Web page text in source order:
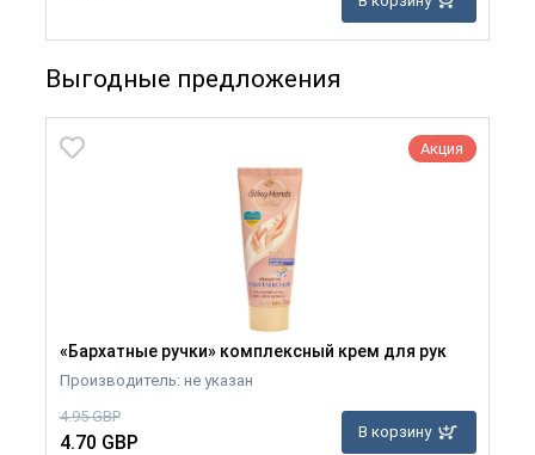
Выгодные предложения
Акция
«Бархатные ручки» комплексный крем для рук
Производитель: не указан
4.95 GBP
4.70 GBP В корзину